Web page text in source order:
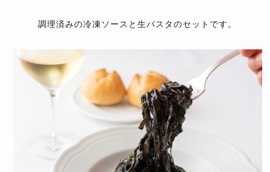
調理済みの冷凍ソースと生パスタのセットです。